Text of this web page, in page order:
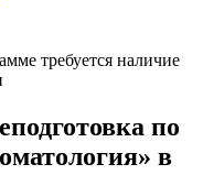
требуется наличие
по
в